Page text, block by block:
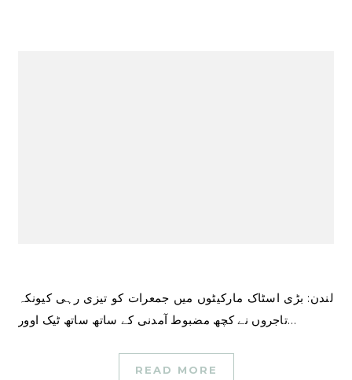
لندن: بڑی اسٹاک مارکیٹوں میں جمعرات کو تیزی رہی کیونکہ
تاجروں نے کچھ مضبوط آمدنی کے ساتھ ساتھ ٹیک اوور…
READ MORE